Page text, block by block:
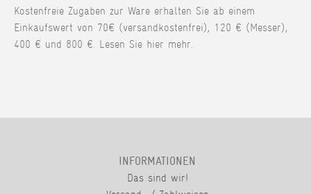
Kostenfreie Zugaben zur Ware erhalten Sie ab einem
Einkaufswert von 70€ (versandkostenfrei), 120 € (Messer),
400 € und 800 €. Lesen Sie hier mehr.
INFORMATIONEN
Das sind wir!